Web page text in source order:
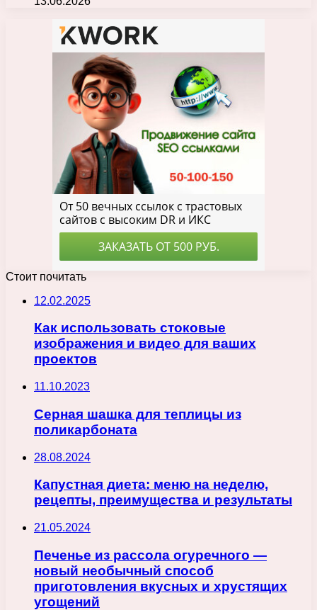
Стоит почитать
12.02.2025
Как использовать стоковые
изображения и видео для ваших
проектов
11.10.2023
Серная шашка для теплицы из
поликарбоната
28.08.2024
Капустная диета: меню на неделю,
рецепты, преимущества и результаты
21.05.2024
Печенье из рассола огуречного —
новый необычный способ
приготовления вкусных и хрустящих
угощений